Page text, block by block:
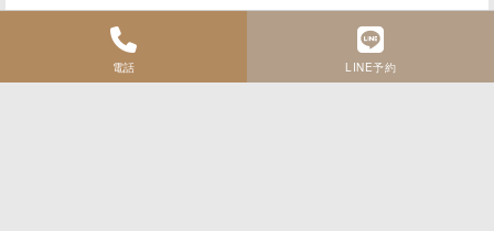
電話 LINE予約